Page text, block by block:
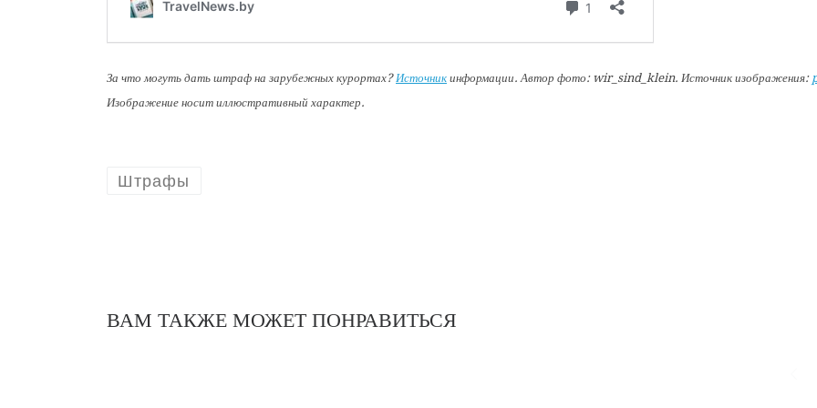
За что могуть дать штраф на зарубежных курортах? Источник информации. Автор фото: wir_sind_klein. Источник изображения:
Изображение носит иллюстративный характер.
Штрафы
ВАМ ТАКЖЕ МОЖЕТ ПОНРАВИТЬСЯ